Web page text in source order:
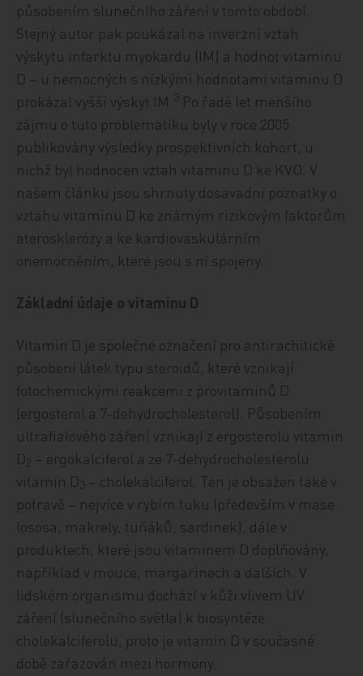
působením slunečního záření v tomto období.
Stejný autor pak poukázal na inverzní vztah
výskytu infarktu myokardu (IM) a hodnot vitaminu
D – u nemocných s nízkými hodnotami vitaminu D
prokázal vyšší výskyt IM. 3 Po řadě let menšího
zájmu o tuto problematiku byly v roce 2005
publikovány výsledky prospektivních kohort, u
nichž byl hodnocen vztah vitaminu D ke KVO. V
našem článku jsou shrnuty dosavadní poznatky o
vztahu vitaminu D ke známým rizikovým faktorům
aterosklerózy a ke kardiovaskulárním
onemocněním, které jsou s ní spojeny.
Základní údaje o vitaminu D
Vitamin D je společné označení pro antirachitické
působení látek typu steroidů, které vznikají
fotochemickými reakcemi z provitaminů D
(ergosterol a 7-dehydrocholesterol). Působením
ultrafialového záření vznikají z ergosterolu vitamin
D 2 – ergokalciferol a ze 7-dehydrocholesterolu
vitamin D 3 – cholekalciferol. Ten je obsažen také v
potravě – nejvíce v rybím tuku (především v mase
lososa, makrely, tuňáků, sardinek), dále v
produktech, které jsou vitaminem D doplňovány,
například v mouce, margarinech a dalších. V
lidském organismu dochází v kůži vlivem UV
záření (slunečního světla) k biosyntéze
cholekalciferolu, proto je vitamin D v současné
době zařazován mezi hormony.